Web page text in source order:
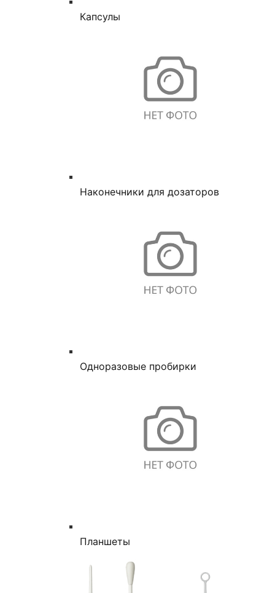
Капсулы
Наконечники для дозаторов
Одноразовые пробирки
Планшеты